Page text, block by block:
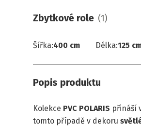
Zbytkové role (1)
Šířka:400 cm Délka:125
Popis produktu
Kolekce PVC POLARIS přináší
tomto případě v dekoru